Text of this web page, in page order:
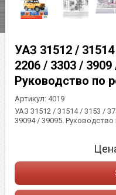
УАЗ 31512 /
2206 / 3303 /
Руководство по
Артикул:4019
УАЗ 31512 / 31514 / 3153 /
39094 / 39095.